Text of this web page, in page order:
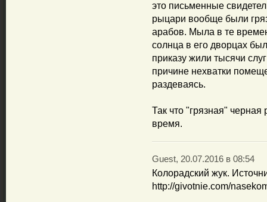
это письменные
рыцари вообще были
арабов. Мыла в те
солнца в его дворцах
приказу жили тысячи
причине нехватки
раздеваясь.
Так что "грязная" черная
время.
Guest, 20.07.2016 в 08:54
Колорадский жук.
http://givotnie.com/